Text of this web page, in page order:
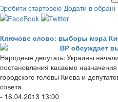
Зробити стартовою Додати в обрані
Ключове слово: выборы мэра
ВР обсуждает
Народные депутаты Украины
постановления касаемо
городского головы Киева и
совета.
- 16.04.2013 13:00